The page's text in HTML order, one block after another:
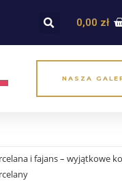
0,00 zł
NASZA
i fajans – wyjątkowe